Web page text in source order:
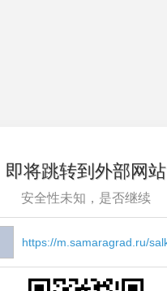
即将跳转到外部网站
安全性未知，是否继续